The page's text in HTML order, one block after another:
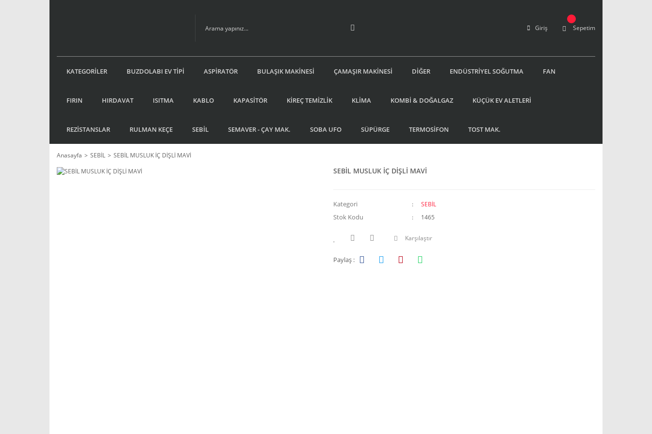
Giriş Sepetim
KATEGORİLER BUZDOLABI EV TİPİ ASPİRATÖR BULAŞIK MAKİNESİ ÇAMAŞIR MAKİNESİ DİĞER ENDÜSTRİYEL SOĞUTMA FAN
FIRIN HIRDAVAT ISITMA KABLO KAPASİTÖR KİREÇ TEMİZLİK KLİMA KOMBİ & DOĞALGAZ KÜÇÜK EV ALETLERİ
REZİSTANSLAR RULMAN KEÇE SEBİL SEMAVER - ÇAY MAK. SOBA UFO SÜPÜRGE TERMOSİFON TOST MAK.
Anasayfa SEBİL SEBİL MUSLUK İÇ DİŞLİ MAVİ
SEBİL MUSLUK İÇ DİŞLİ MAVİ
Kategori SEBİL
Stok Kodu 1465
Karşılaştır
Paylaş :